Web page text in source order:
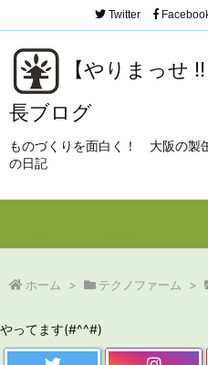
【やりまっせ
長ブログ
ものづくりを面白く！ 大阪の製
の日記
Twitter
ホーム > テクノファーム >
やってます(#^^#)